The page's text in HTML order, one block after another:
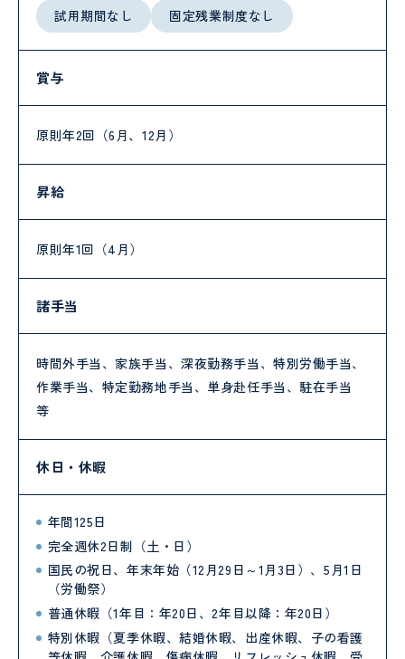
試用期間なし 固定残業制度なし
賞与
原則年2回（6月、12月）
昇給
原則年1回（4月）
諸手当
時間外手当、家族手当、深夜勤務手当、特別労働手当、
作業手当、特定勤務地手当、単身赴任手当、駐在手当
等
休日・休暇
年間125日
完全週休2日制（土・日）
国民の祝日、年末年始（12月29日～1月3日）、5月1日
（労働祭）
普通休暇（1年目：年20日、2年目以降：年20日）
特別休暇（夏季休暇、結婚休暇、出産休暇、子の看護